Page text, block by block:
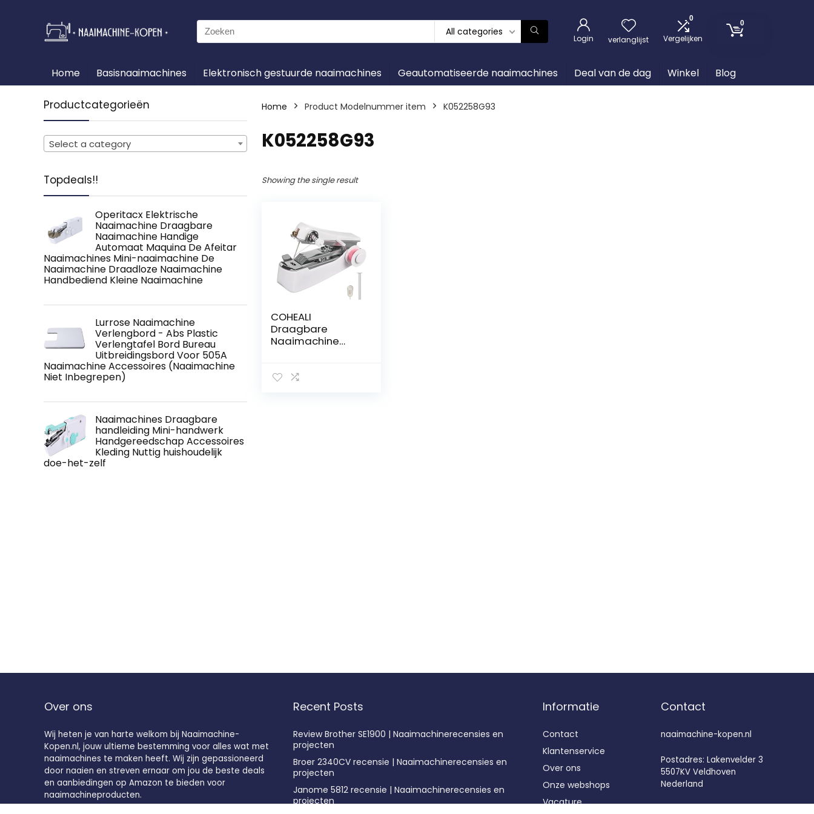
Search
for:
All categories
Login verlanglijst
0
Vergelijken
0
Home Basisnaaimachines Elektronisch gestuurde naaimachines Geautomatiseerde naaimachines Deal van de dag Winkel Blog
Productcategorieën
Select a category
Topdeals!!
Operitacx Elektrische
Naaimachine Draagbare
Naaimachine Handige
Automaat Maquina De Afeitar
Naaimachines Mini-naaimachine De
Naaimachine Draadloze Naaimachine
Handbediend Kleine Naaimachine
Lurrose Naaimachine
Verlengbord - Abs Plastic
Verlengtafel Bord Bureau
Uitbreidingsbord Voor 505A
Naaimachine Accessoires (Naaimachine
Niet Inbegrepen)
Naaimachines Draagbare
handleiding Mini-handwerk
Handgereedschap Accessoires
Kleding Nuttig huishoudelijk
doe-het-zelf
Home Product Modelnummer item ‎K052258G93
‎K052258G93
Showing the single result
COHEALI
Draagbare
Naaimachine
Stoffen Kleding
Over ons
Wij heten je van harte welkom bij Naaimachine-
Kopen.nl, jouw ultieme bestemming voor alles wat met
naaimachines te maken heeft. Wij zijn gepassioneerd
door naaien en streven ernaar om jou de beste deals
en aanbiedingen op Amazon te bieden voor
naaimachineproducten.
Recent Posts
Review Brother SE1900 | Naaimachinerecensies en
projecten
Broer 2340CV recensie | Naaimachinerecensies en
projecten
Janome 5812 recensie | Naaimachinerecensies en
projecten
Informatie
Contact
Klantenservice
Over ons
Onze webshops
Vacature
Contact
naaimachine-kopen.nl
Postadres: Lakenvelder 3
5507KV Veldhoven
Nederland